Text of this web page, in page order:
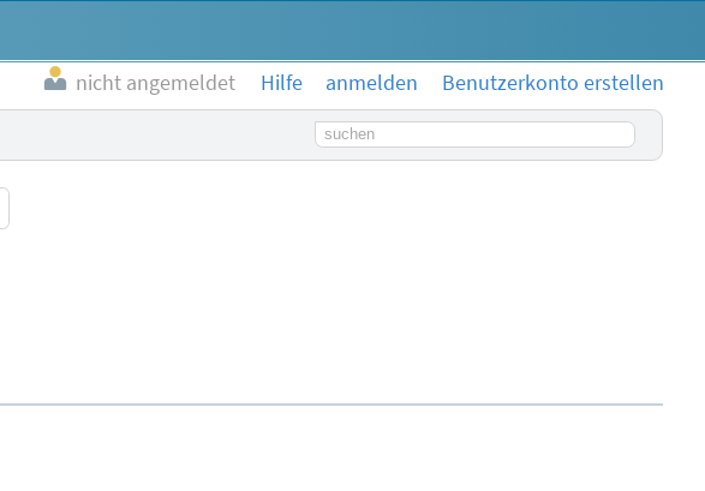
nicht angemeldet Hilfe anmelden
Benutzerkonto erstellen
Suchbegriff